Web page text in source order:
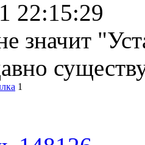
22:15:29
значит
1